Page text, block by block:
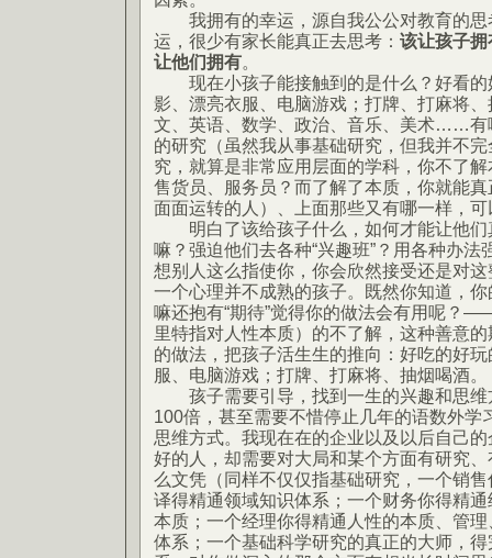
我拥有的幸运，源自我公公对教育的思
运，很少有家长能真正去思考： 该让孩子
让他们拥有。
现在小孩子能接触到的是什么？好看的
影、漂亮衣服、电脑游戏；打牌、打麻将
文、英语、数学、政治、音乐、美术……有
的研究（虽然我从事基础研究，但我并不
究，就算是非常应用层面的学科，你不了
售货员、服务员？而了解了本质，你就能
面面运转的人）、上面那些又有哪一样，
明白了该给孩子什么，如何才能让他们
嘛？强迫他们去各种“兴趣班”？用各种办
想别人这么指使你，你会欣然接受还是对
一个心理并不成熟的孩子。既然你知道，
嘛还抱有“期待”觉得你的做法会有用呢？
里特指对人性本质）的不了解，这种善意
的做法，把孩子活生生的推向：好吃的好
服、电脑游戏；打牌、打麻将、抽烟喝酒。
孩子需要引导，找到一生的兴趣和思维
100倍，甚至需要不惜停止几年的语数外学
思维方式。我现在在的企业以及以后自己
好的人，却需要对大局和某个方面有研究
么文凭（同样不仅仅指基础研究，一个销
译得精通领域知识体系；一个财务你得精
本质；一个经理你得精通人性的本质、管
体系；一个基础科学研究的真正的大师，